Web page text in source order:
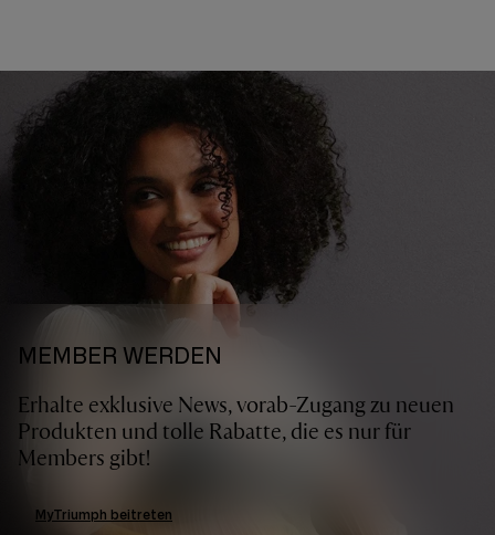
MEMBER WERDEN
Erhalte exklusive News, vorab-Zugang zu neuen
Produkten und tolle Rabatte, die es nur für
Members gibt!
MyTriumph beitreten